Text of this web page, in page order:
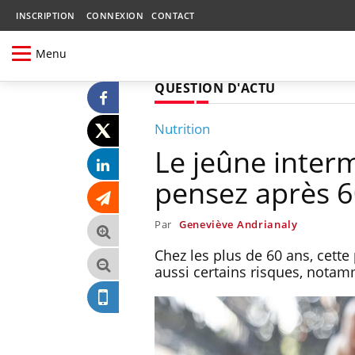
INSCRIPTION CONNEXION CONTACT
Menu
QUESTION D'ACTU
Nutrition
Le jeûne
pensez après
Par Geneviève Andrianaly
Chez les plus de 60 ans,
aussi certains risques,